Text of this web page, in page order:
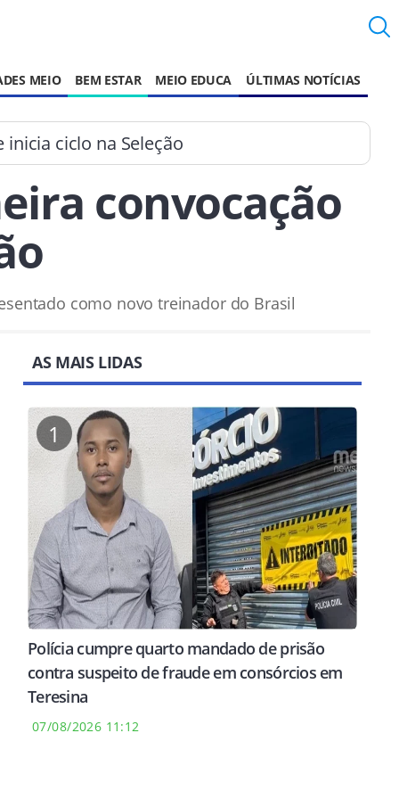
MEIO BEM ESTAR MEIO EDUCA ÚLTIMAS NOTÍCIAS
ciclo na Seleção
convocação
como novo treinador do Brasil
AS MAIS LIDAS
1
Polícia cumpre quarto mandado de prisão
contra suspeito de fraude em consórcios em
Teresina
07/08/2026 11:12